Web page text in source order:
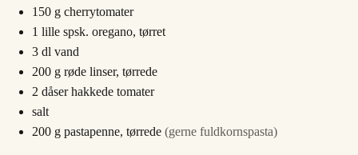
150 g cherrytomater
1 lille spsk. oregano, tørret
3 dl vand
200 g røde linser, tørrede
2 dåser hakkede tomater
salt
200 g pastapenne, tørrede (gerne fuldkornspasta)